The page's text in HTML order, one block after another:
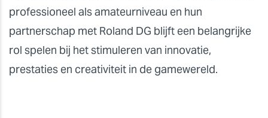
professioneel als amateurniveau en hun
partnerschap met Roland DG blijft een belangrijke
rol spelen bij het stimuleren van innovatie,
prestaties en creativiteit in de gamewereld.